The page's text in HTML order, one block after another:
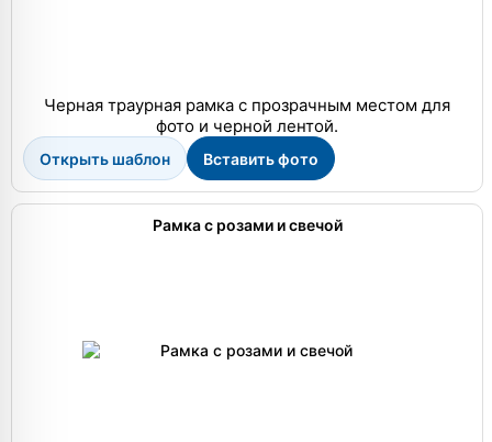
Черная траурная рамка с прозрачным местом для
фото и черной лентой.
Открыть шаблон Вставить фото
Рамка с розами и свечой